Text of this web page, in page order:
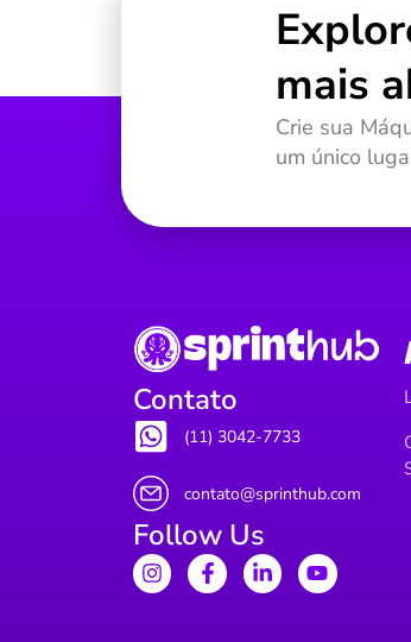
mais
Crie sua
um único
Contato
(11) 3042-7733
contato@sprinthub.com
Follow Us